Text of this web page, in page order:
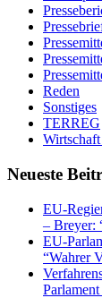
Reden
Sonstiges
TERREG
Neueste
EU-
– Breyer:
EU-
“Wahrer